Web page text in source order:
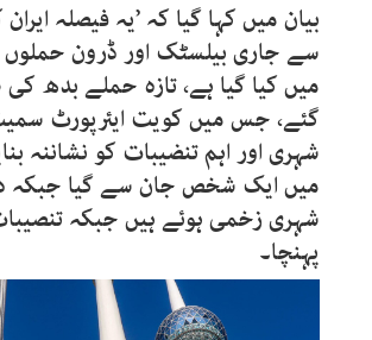
بیان میں کہا گیا کہ ’یہ فیصلہ
سے جاری بیلسٹک اور ڈرون حملوں
میں کیا گیا ہے، تازہ حملے بدھ
گئے، جس میں کویت ایئرپورٹ
شہری اور اہم تنضیبات کو نشاننہ
میں ایک شخص جان سے گیا جبکہ
شہری زخمی ہوئے ہیں جبکہ
پہنچا۔